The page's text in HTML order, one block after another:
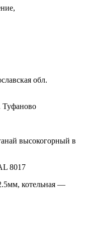
обл.
Туфаново
высокогорный в
8017
котельная —